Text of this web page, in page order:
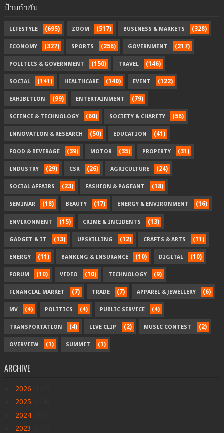
ป้ายกำกับ
LIFESTYLE (695) ZOOM (517) BUSINESS & MARKETS (328)
ECONOMY (327) SPORTS (256) GOVERNMENT (217)
POLITICS & GOVERNMENT (150) TRAVEL (146)
SOCIAL (141) HEALTHCARE (140) EVENT (122)
EXHIBITION (99) ENTERTAINMENT (79)
SCIENCE & TECHNOLOGY (60) SOCIETY & CHARITY (56)
INNOVATION & RESEARCH (50) EDUCATION (41)
FOOD & BEVERAGE (39) MOTOR (35) PROPERTY (31)
INDUSTRY (29) CSR (26) AGRICULTURE (24)
SOCIAL AFFAIRS (23) FASHION & PAGEANT (18)
SEMINAR (18) BEAUTY (17) ENERGY & ENVIRONMENT (16)
ENVIRONMENT (15) CRIME & INCIDENTS (13)
GADGET & IT (13) UPSKILLING (12) CRAFTS & ARTS (11)
ENERGY (11) BANKING & INSURANCE (10) DIGITAL (10)
FORUM (10) VIDEO (10) TECHNOLOGY (9)
FINANCIAL MARKET (7) TRADE (7) APPAREL & JEWELLERY (6)
MV (4) POLITICS (4) PUBLIC SERVICE (4)
TRANSPORTATION (4) LIVE CLIP (2) MUSIC CONTEST (2)
OVERVIEW (1) SUMMIT (1)
ARCHIVE
2026
2025
2024
2023